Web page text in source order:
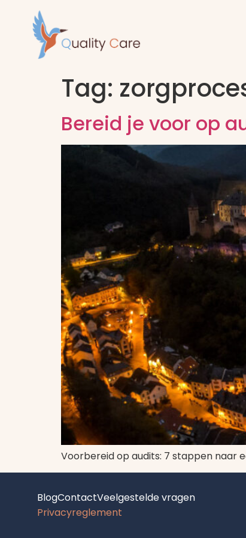
Tag:
Bereid je voor op
Voorbereid op audits: 7 stappen naar
BlogContactVeelgestelde vragen
Privacyreglement